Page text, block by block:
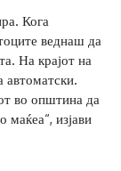
Кога
веднаш да
На крајот на
автоматски.
во општина да
маќеа“, изјави